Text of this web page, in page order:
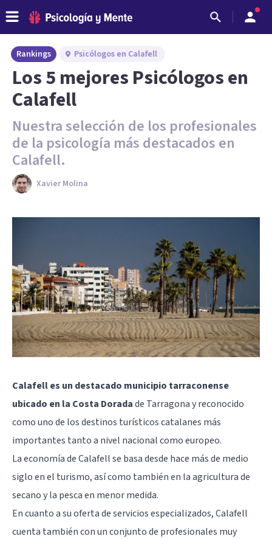
Rankings Psicólogos en Calafell
Los 5 mejores Psicólogos en
Calafell
Nuestra selección de los profesionales
de la psicología más destacados en
Calafell.
Xavier Molina
Calafell es un destacado municipio tarraconense
ubicado en la Costa Doradade Tarragona y reconocido
como uno de los destinos turísticos catalanes más
importantes tanto a nivel nacional como europeo.
La economía de Calafell se basa desde hace más de medio
siglo en el turismo, así como también en la agricultura de
secano y la pesca en menor medida.
En cuanto a su oferta de servicios especializados, Calafell
cuenta también con un conjunto de profesionales muy